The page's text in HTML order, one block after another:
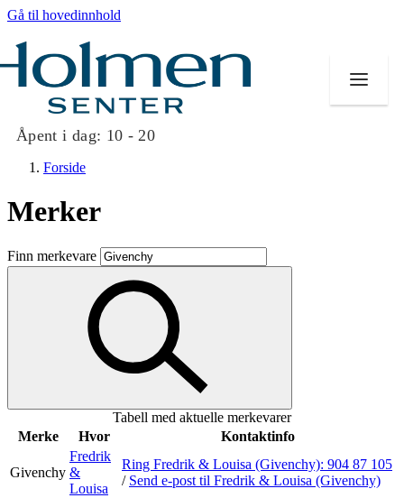
Gå til hovedinnhold
Åpent i dag: 10 - 20
Butikker
Mat og drikke
Aktiviteter
Inspirasjon
Forside
Merker
Finn merkevare
Tabell med aktuelle merkevarer
Merke
Hvor Kontaktinfo
Givenchy
Fredrik
&
Louisa
Ring Fredrik & Louisa (Givenchy): 904 87 105
/ Send e-post til Fredrik & Louisa (Givenchy)